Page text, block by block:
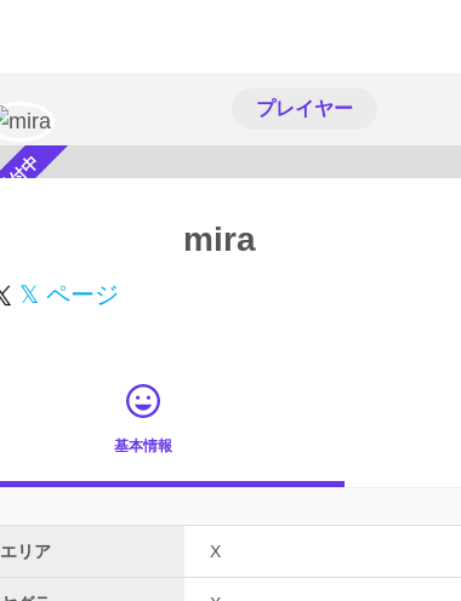
プレイヤー
中 mira
𝕏 ページ
基本情報
リア X